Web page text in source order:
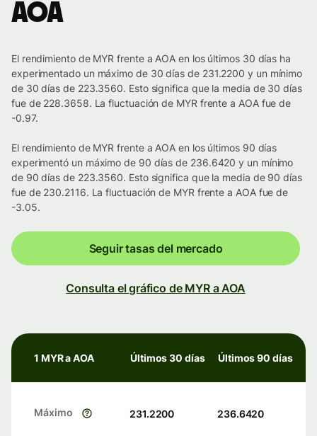
AOA
El rendimiento de MYR frente a AOA en los últimos 30 días ha
experimentado un máximo de 30 días de 231.2200 y un mínimo
de 30 días de 223.3560. Esto significa que la media de 30 días
fue de 228.3658. La fluctuación de MYR frente a AOA fue de
-0.97.
El rendimiento de MYR frente a AOA en los últimos 90 días
experimentó un máximo de 90 días de 236.6420 y un mínimo
de 90 días de 223.3560. Esto significa que la media de 90 días
fue de 230.2116. La fluctuación de MYR frente a AOA fue de
-3.05.
Seguir tasas del mercado
Consulta el gráfico de MYR a AOA
1 MYR a AOA Últimos 30 días Últimos 90 días
Máximo 231.2200 236.6420